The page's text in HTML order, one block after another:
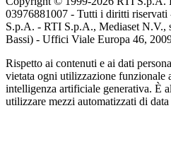
03976881007 - Tutti i diritti
S.p.A. - RTI S.p.A., Mediaset N.V.,
Bassi) - Uffici Viale Europa 46,
Rispetto ai contenuti e ai dati
vietata ogni utilizzazione funzionale
intelligenza artificiale generativa. È
utilizzare mezzi automatizzati di data